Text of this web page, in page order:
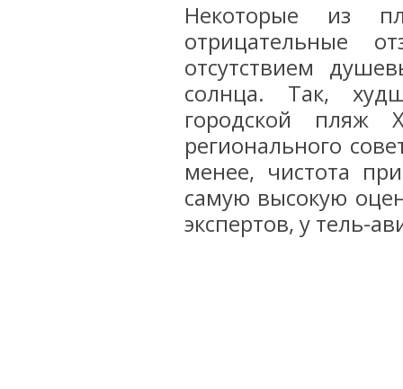
Некоторые из
отрицательные
отсутствием
солнца. Так,
городской пляж
регионального
менее, чистота
самую высокую
экспертов, у тель-